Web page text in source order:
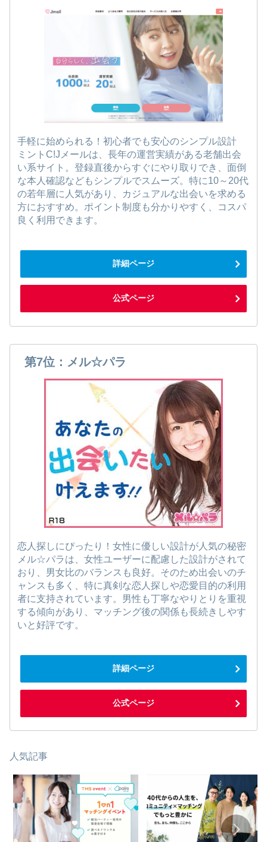
手軽に始められる！初心者でも安心のシンプル設計
ミントC!Jメールは、長年の運営実績がある老舗出会
い系サイト。登録直後からすぐにやり取りでき、面倒
な本人確認などもシンプルでスムーズ。特に10～20代
の若年層に人気があり、カジュアルな出会いを求める
方におすすめ。ポイント制度も分かりやすく、コスパ
良く利用できます。
詳細ページ
公式ページ
第7位：メル☆パラ
恋人探しにぴったり！女性に優しい設計が人気の秘密
メル☆パラは、女性ユーザーに配慮した設計がされて
おり、男女比のバランスも良好。そのため出会いのチ
ャンスも多く、特に真剣な恋人探しや恋愛目的の利用
者に支持されています。男性も丁寧なやりとりを重視
する傾向があり、マッチング後の関係も長続きしやす
いと好評です。
詳細ページ
公式ページ
人気記事